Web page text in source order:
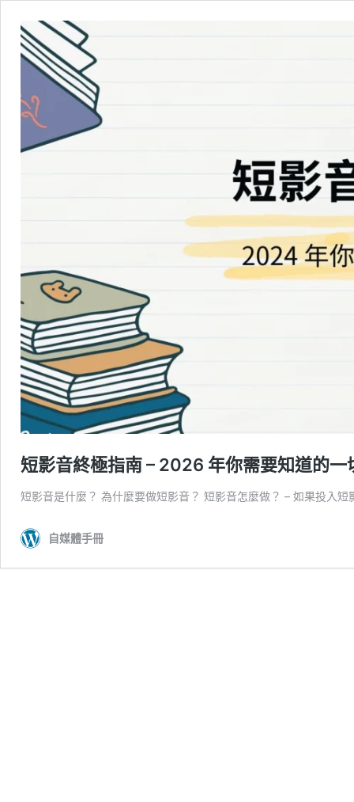
短影音終極指南 – 2026 年你需要知道的一
短影音是什麼？ 為什麼要做短影音？ 短影音怎麼做？ – 如果投入
自媒體手冊